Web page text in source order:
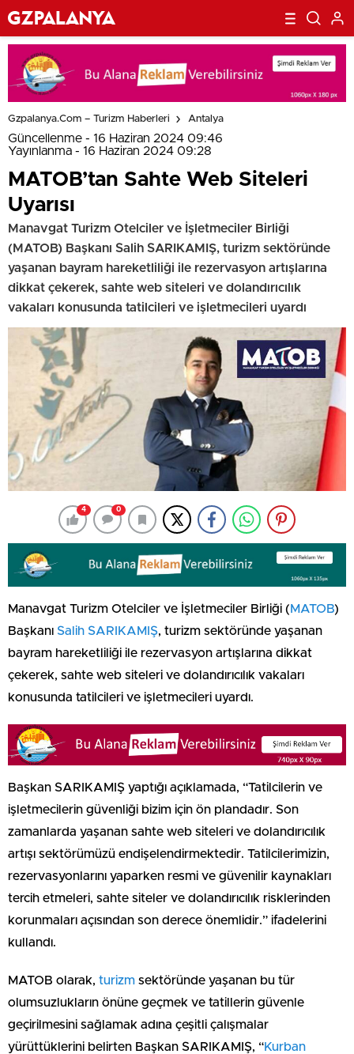
Gzpalanya.com – Turizm Haberleri Antalya
Güncellenme - 16 Haziran 2024 09:46
Yayınlanma - 16 Haziran 2024 09:28
MATOB’tan Sahte Web Siteleri
Uyarısı
Manavgat Turizm Otelciler ve İşletmeciler Birliği
(MATOB) Başkanı Salih SARIKAMIŞ, turizm sektöründe
yaşanan bayram hareketliliği ile rezervasyon artışlarına
dikkat çekerek, sahte web siteleri ve dolandırıcılık
vakaları konusunda tatilcileri ve işletmecileri uyardı
4 0
Manavgat Turizm Otelciler ve İşletmeciler Birliği (MATOB)
Başkanı Salih SARIKAMIŞ, turizm sektöründe yaşanan
bayram hareketliliği ile rezervasyon artışlarına dikkat
çekerek, sahte web siteleri ve dolandırıcılık vakaları
konusunda tatilcileri ve işletmecileri uyardı.
Başkan SARIKAMIŞ yaptığı açıklamada, “Tatilcilerin ve
işletmecilerin güvenliği bizim için ön plandadır. Son
zamanlarda yaşanan sahte web siteleri ve dolandırıcılık
artışı sektörümüzü endişelendirmektedir. Tatilcilerimizin,
rezervasyonlarını yaparken resmi ve güvenilir kaynakları
tercih etmeleri, sahte siteler ve dolandırıcılık risklerinden
korunmaları açısından son derece önemlidir.” ifadelerini
kullandı.
MATOB olarak, turizm sektöründe yaşanan bu tür
olumsuzlukların önüne geçmek ve tatillerin güvenle
geçirilmesini sağlamak adına çeşitli çalışmalar
yürüttüklerini belirten Başkan SARIKAMIŞ, “Kurban